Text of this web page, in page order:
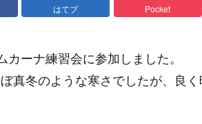
はてブ Pocket
ーナ練習会に参加しました。
真冬のような寒さでしたが、良